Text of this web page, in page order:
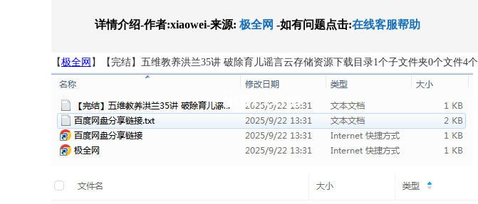
详情介绍-作者:xiaowei-来源: 极全网 -如有问题点击:在线客服帮助
【极全网 】【完结】五维教养洪兰35讲 破除育儿谣言云存储资源下载目录1个子文件夹0个文件4个